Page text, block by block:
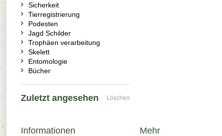
Sicherkeit
Tierregistrierung
Podesten
Jagd Schilder
Trophäen verarbeitung
Skelett
Entomologie
Bücher
Zuletzt angesehen Löschen
Informationen Mehr